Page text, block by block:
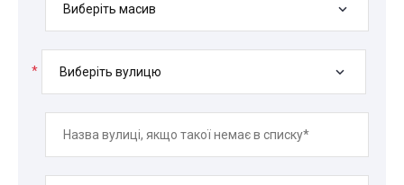
Виберіть масив
* Виберіть вулицю